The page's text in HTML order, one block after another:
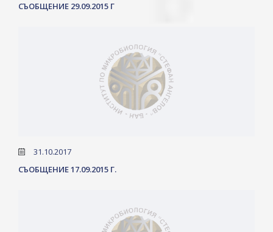
СЪОБЩЕНИЕ 29.09.2015 Г
31.10.2017
СЪОБЩЕНИЕ 17.09.2015 Г.